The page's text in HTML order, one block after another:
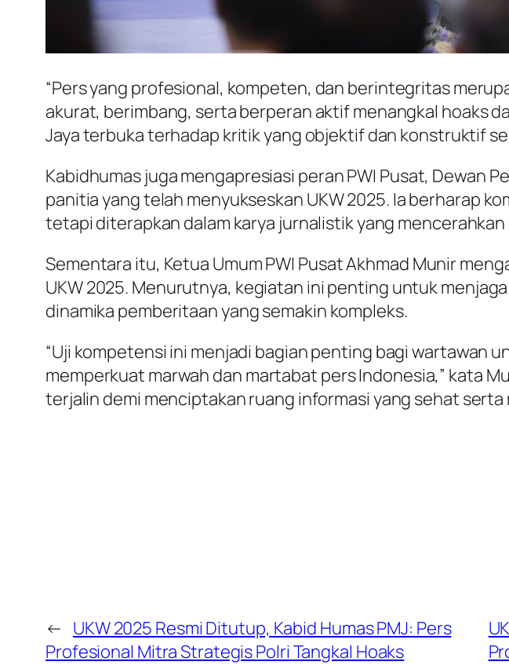
“Pers yang profesional, kompeten, dan berintegritas
akurat, berimbang, serta berperan aktif menangkal hoaks
Jaya terbuka terhadap kritik yang objektif dan konstruktif
Kabidhumas juga mengapresiasi peran PWI Pusat, Dewan
panitia yang telah menyukseskan UKW 2025. Ia berharap
tetapi diterapkan dalam karya jurnalistik yang
Sementara itu, Ketua Umum PWI Pusat Akhmad Munir
UKW 2025. Menurutnya, kegiatan ini penting untuk
dinamika pemberitaan yang semakin kompleks.
“Uji kompetensi ini menjadi bagian penting bagi wartawan
memperkuat marwah dan martabat pers Indonesia,” kata
terjalin demi menciptakan ruang informasi yang sehat
← UKW 2025 Resmi Ditutup, Kabid Humas PMJ: Pers
Profesional Mitra Strategis Polri Tangkal Hoaks